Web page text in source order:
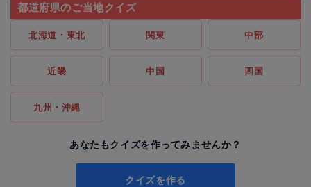
都道府県のご当地クイズ
北海道・東北 関東 中部
近畿 中国 四国
九州・沖縄
あなたもクイズを作ってみませんか？
クイズを作る